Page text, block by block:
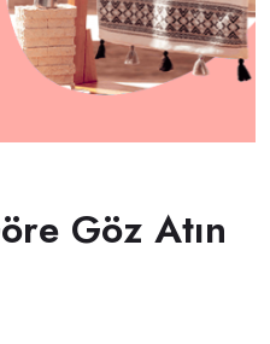
Göz Atın